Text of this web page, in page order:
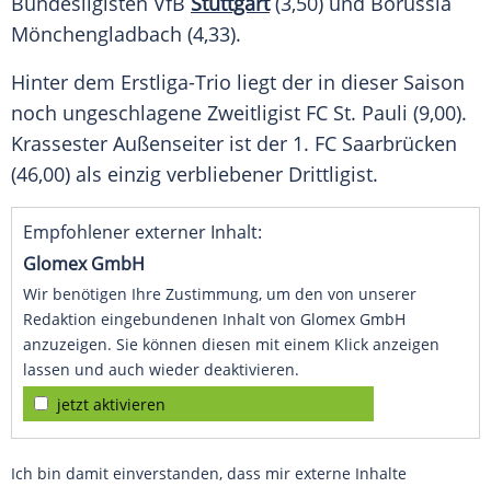
Mönchengladbach (4,33).
Hinter dem Erstliga-Trio liegt der in dieser Saison
noch ungeschlagene Zweitligist FC St. Pauli (9,00).
Krassester Außenseiter ist der 1. FC Saarbrücken
(46,00) als einzig verbliebener Drittligist.
Empfohlener externer Inhalt:
Glomex GmbH
Wir benötigen Ihre Zustimmung, um den von unserer
Redaktion eingebundenen Inhalt von Glomex GmbH
anzuzeigen. Sie können diesen mit einem Klick anzeigen
lassen und auch wieder deaktivieren.
jetzt aktivieren
Ich bin damit einverstanden, dass mir externe Inhalte